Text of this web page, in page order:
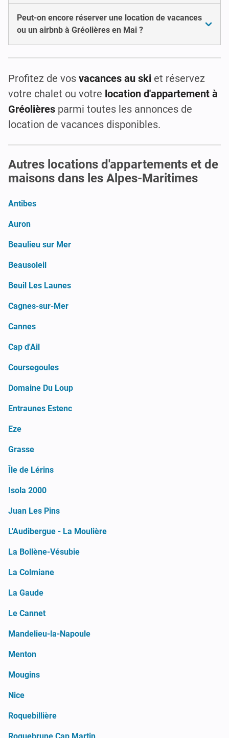
Peut-on encore réserver une location de vacances
ou un airbnb à Gréolières en Mai ?
Profitez de vos vacances au ski et réservez
votre chalet ou votre location d'appartement à
Gréolières parmi toutes les annonces de
location de vacances disponibles.
Autres locations d'appartements et de
maisons dans les Alpes-Maritimes
Antibes
Auron
Beaulieu sur Mer
Beausoleil
Beuil Les Launes
Cagnes-sur-Mer
Cannes
Cap d'Ail
Coursegoules
Domaine Du Loup
Entraunes Estenc
Eze
Grasse
Île de Lérins
Isola 2000
Juan Les Pins
L'Audibergue - La Moulière
La Bollène-Vésubie
La Colmiane
La Gaude
Le Cannet
Mandelieu-la-Napoule
Menton
Mougins
Nice
Roquebillière